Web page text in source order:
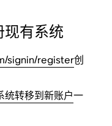
有系统
signin/register创
统转移到新账户一